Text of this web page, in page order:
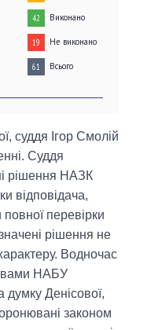
42 Виконано
19 Не виконано
61 Всього
суддя Ігор Смолій
Суддя
рішення НАЗК
відповідача,
перевірки
рішення не
Водночас
НАБУ
думку Денісової,
законом